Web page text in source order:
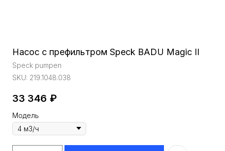
Насос с префильтром Speck BADU Magic II
Speck pumpen
SKU: 219.1048.038
33 346 ₽
Модель